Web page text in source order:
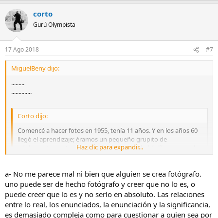
corto
Gurú Olympista
17 Ago 2018 #7
MiguelBeny dijo:
.........
..............
Corto dijo:
Comencé a hacer fotos en 1955, tenía 11 años. Y en los años 60
llegó el aprendizaje; éramos un pequeño grupito de
adolescentes en Lanús y Banfield, pero no había libros, cuando
mucho conseguíamos algún ejemplar de Popular Photography
eso no importaba mucho porque la mayor preocupación eran
las formulas de reveladores, yo me hice fanático del Rodinal y
otros del D76 y sus diversas variantes. Los manuales de Kodak
que menciona Eznado eran oro en polvo que un par de madres
profesoras de inglés convertían en fuentes de sabiduría. Fui el
Haz clic para expandir...
Haz clic para expandir...
a- No me parece mal ni bien que alguien se crea fotógrafo.
uno puede ser de hecho fotógrafo y creer que no lo es, o
puede creer que lo es y no serlo en absoluto. Las relaciones
entre lo real, los enunciados, la enunciación y la significancia,
es demasiado compleja como para cuestionar a quien sea por